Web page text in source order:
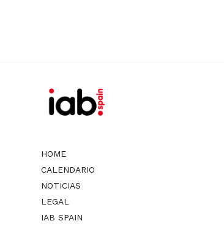
HOME
CALENDARIO
NOTICIAS
LEGAL
IAB SPAIN